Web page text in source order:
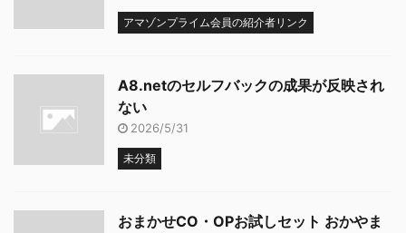
アマゾンプライム会員の紹介者リンク
A8.netのセルフバックの成果が反映され
ない
2026/5/31
未分類
おまかせCO・OPお試しセット おかやま